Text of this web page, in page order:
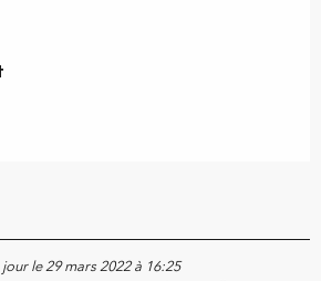
le 29 mars 2022 à 16:25